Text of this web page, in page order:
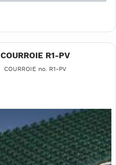
COURROIE R1-PV
COURROIE no. R1-PV